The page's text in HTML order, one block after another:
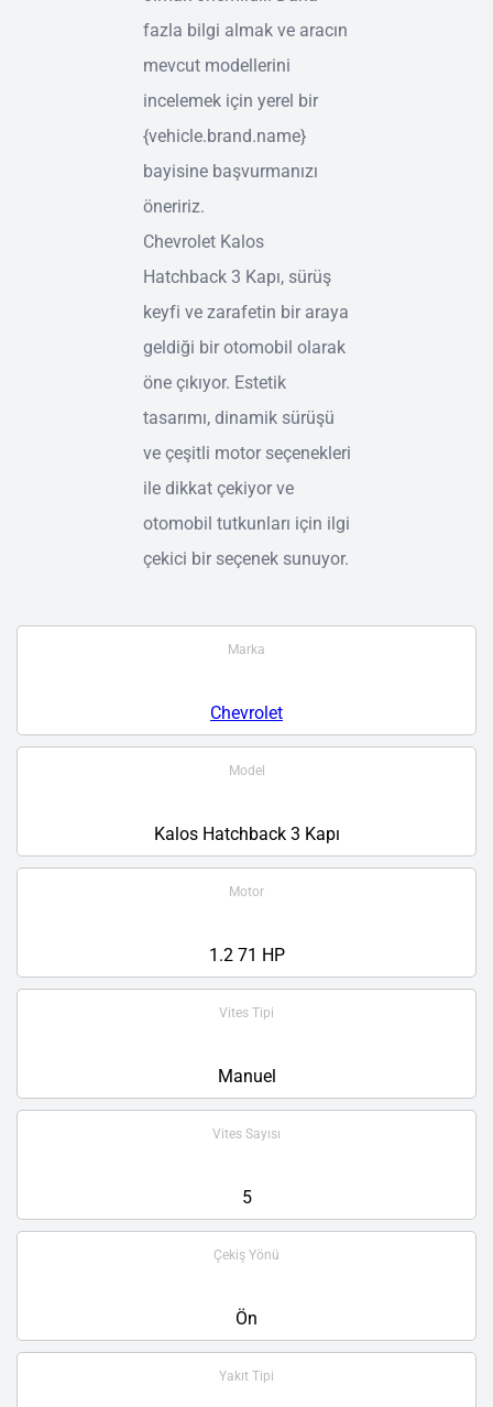
fazla bilgi almak ve aracın
mevcut modellerini
incelemek için yerel bir
{vehicle.brand.name}
bayisine başvurmanızı
öneririz.
Chevrolet Kalos
Hatchback 3 Kapı, sürüş
keyfi ve zarafetin bir araya
geldiği bir otomobil olarak
öne çıkıyor. Estetik
tasarımı, dinamik sürüşü
ve çeşitli motor seçenekleri
ile dikkat çekiyor ve
otomobil tutkunları için ilgi
çekici bir seçenek sunuyor.
Marka
Chevrolet
Model
Kalos Hatchback 3 Kapı
Motor
1.2 71 HP
Vites Tipi
Manuel
Vites Sayısı
5
Çekiş Yönü
Ön
Yakıt Tipi